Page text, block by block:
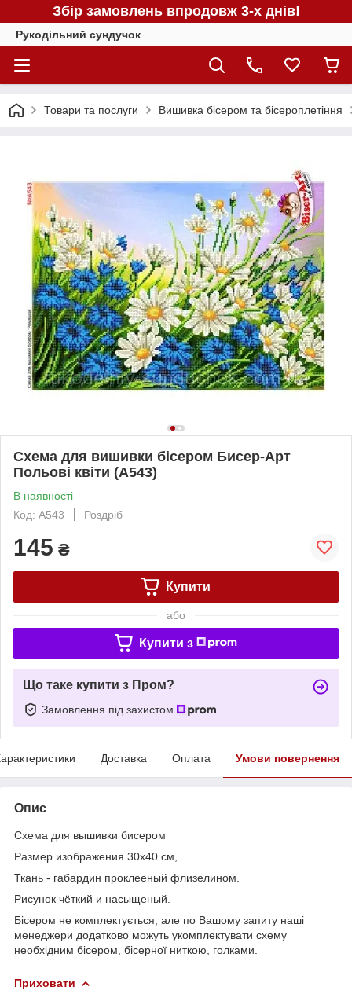
Збір замовлень впродовж 3-х днів!
Рукодільний сундучок
Товари та послуги Вишивка бісером та бісероплетіння
Схема для вишивки бісером Бисер-Арт
Польові квіти (А543)
В наявності
Код: А543
Роздріб
145 ₴
Купити
або
Купити з
Що таке купити з Пром?
Замовлення під захистом
Доставка Оплата Умови повернення
Опис
Схема для вышивки бисером
Размер изображения 30х40 см,
Ткань - габардин проклееный флизелином.
Рисунок чёткий и насыщеный.
Бісером не комплектується, але по Вашому запиту наші
менеджери додатково можуть укомплектувати схему
необхідним бісером, бісерної ниткою, голками.
Приховати